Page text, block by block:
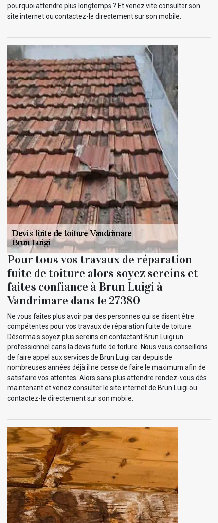
pourquoi attendre plus longtemps ? Et venez vite consulter son
site internet ou contactez-le directement sur son mobile.
Pour tous vos travaux de réparation
fuite de toiture alors soyez sereins et
faites confiance à Brun Luigi à
Vandrimare dans le 27380
Ne vous faites plus avoir par des personnes qui se disent être
compétentes pour vos travaux de réparation fuite de toiture.
Désormais soyez plus sereins en contactant Brun Luigi un
professionnel dans la devis fuite de toiture. Nous vous conseillons
de faire appel aux services de Brun Luigi car depuis de
nombreuses années déjà il ne cesse de faire le maximum afin de
satisfaire vos attentes. Alors sans plus attendre rendez-vous dès
maintenant et venez consulter le site internet de Brun Luigi ou
contactez-le directement sur son mobile.